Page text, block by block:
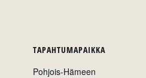
TAPAHTUMAPAIKKA
Pohjois-Hämeen